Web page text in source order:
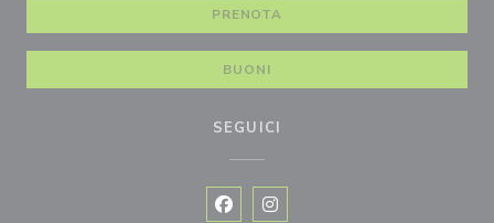
PRENOTA
BUONI
SEGUICI
Facebook ((apre una nuova
Instagram ((apre una nuova